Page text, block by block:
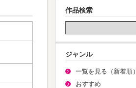
作品検索
ジャンル
一覧を見る（新着順）
おすすめ